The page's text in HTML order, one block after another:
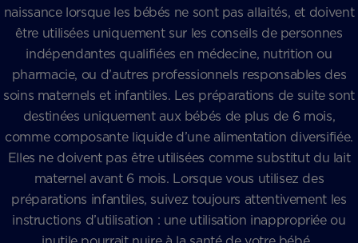
naissance lorsque les bébés ne sont pas allaités, et doivent
être utilisées uniquement sur les conseils de personnes
indépendantes qualifiées en médecine, nutrition ou
pharmacie, ou d’autres professionnels responsables des
soins maternels et infantiles. Les préparations de suite sont
destinées uniquement aux bébés de plus de 6 mois,
comme composante liquide d’une alimentation diversifiée.
Elles ne doivent pas être utilisées comme substitut du lait
maternel avant 6 mois. Lorsque vous utilisez des
préparations infantiles, suivez toujours attentivement les
instructions d’utilisation : une utilisation inappropriée ou